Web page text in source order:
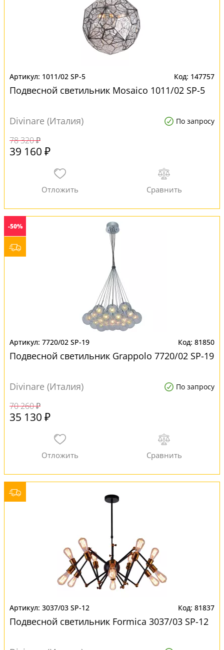
1011/02 SP-5 147757
Подвесной светильник Mosaico 1011/02 SP-5
Divinare (Италия) По запросу
78 320 ₽
39 160 ₽
-50%
7720/02 SP-19 81850
Подвесной светильник Grappolo 7720/02 SP-19
Divinare (Италия) По запросу
70 260 ₽
35 130 ₽
3037/03 SP-12 81837
Подвесной светильник Formica 3037/03 SP-12